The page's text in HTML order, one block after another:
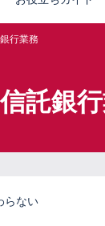
行業務
託銀
らない